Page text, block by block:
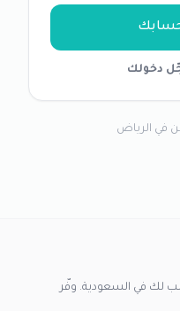
دخولك
في الرياض
لك في السعودية. وفّر